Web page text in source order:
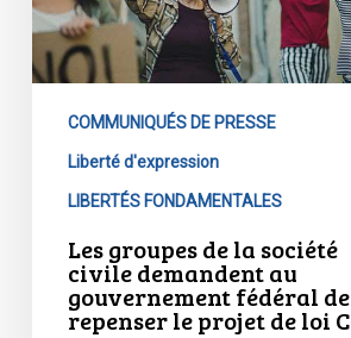
civile
demandent
au
gouvernement
repenser
projet
COMMUNIQUÉS DE PRESSE
Liberté d'expression
LIBERTÉS FONDAMENTALES
Les groupes de la société
civile demandent au
gouvernement fédéral de
repenser le projet de loi